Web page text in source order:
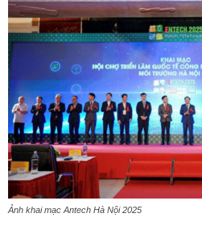
Ảnh khai mạc Antech Hà Nội 2025